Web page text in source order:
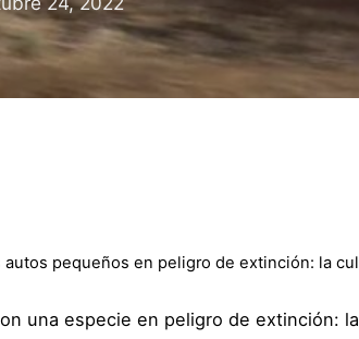
autos pequeños en peligro de extinción: la
una especie en peligro de extinción: